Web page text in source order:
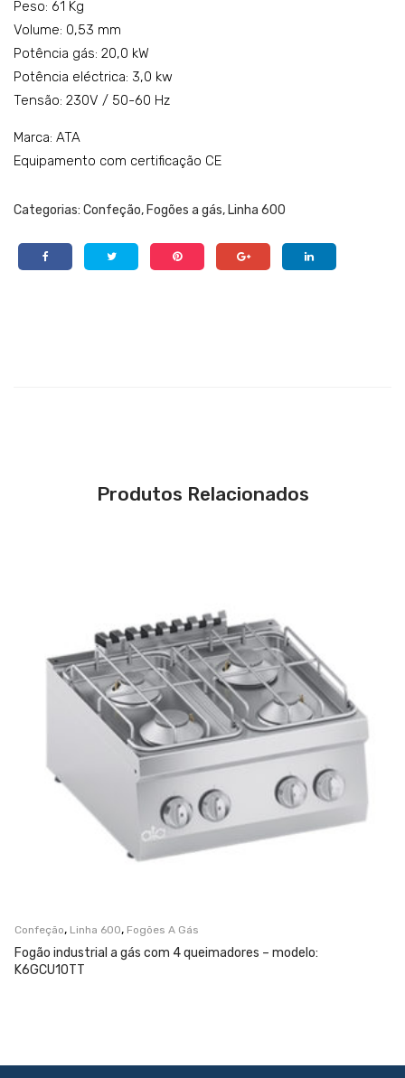
Peso: 61 Kg
Volume: 0,53 mm
Potência gás: 20,0 kW
Potência eléctrica: 3,0 kw
Tensão: 230V / 50-60 Hz
Marca: ATA
Equipamento com certificação CE
Categorias: Confeção, Fogões a gás, Linha 600
Produtos Relacionados
Confeção, Linha 600, Fogões A Gás
Fogão industrial a gás com 4 queimadores – modelo:
K6GCU10TT